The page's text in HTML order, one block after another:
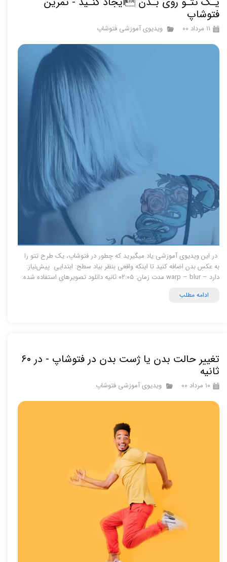
فتوشاپ
۱۱ مرداد ۰۰ ویدیوی آموزشی فتوشاپ
در این ویدیوی آموزشی یاد میگیرید که چطور در فتوشاپ، یک طرح تتو را
به عکسِ بدن اضافه کنید تا اینکه واقعی بنظر بیاد سطح: ابتدایی پیش‌نیاز:
دارد – warp – blur مدت زمان: ۰۲:۰۵ ثانیه دانلود تصویرهای استفاده شده:
ادامه مطلب
تغییر حالت بدن یا ژست بدن در فتوشاپ - در ۶۰
ثانیه
۱۰ مرداد ۰۰ ویدیوی آموزشی فتوشاپ